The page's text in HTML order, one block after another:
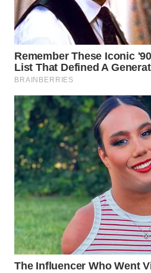
INDRAMAYU
KUNINGAN
WN
MAJALENGKA
WN
SUBANG
WN
SUKABUMI
PURWAKARTA
WN